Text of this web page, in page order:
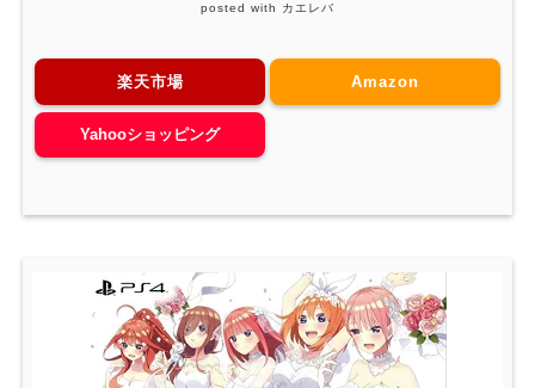
posted with カエレバ
楽天市場 Amazon
Yahooショッピング